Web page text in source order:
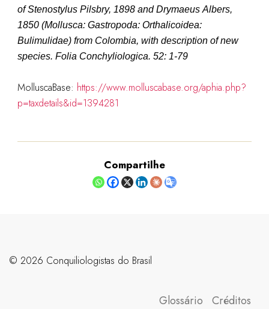
of Stenostylus Pilsbry, 1898 and Drymaeus Albers,
1850 (Mollusca: Gastropoda: Orthalicoidea:
Bulimulidae) from Colombia, with description of new
species. Folia Conchyliologica. 52: 1-79
MolluscaBase: https://www.molluscabase.org/aphia.php?
p=taxdetails&id=1394281
Compartilhe
©️ 2026 Conquiliologistas do Brasil
Glossário Créditos